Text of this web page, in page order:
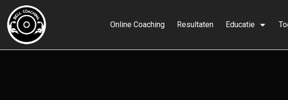
Online Coaching Resultaten Educatie